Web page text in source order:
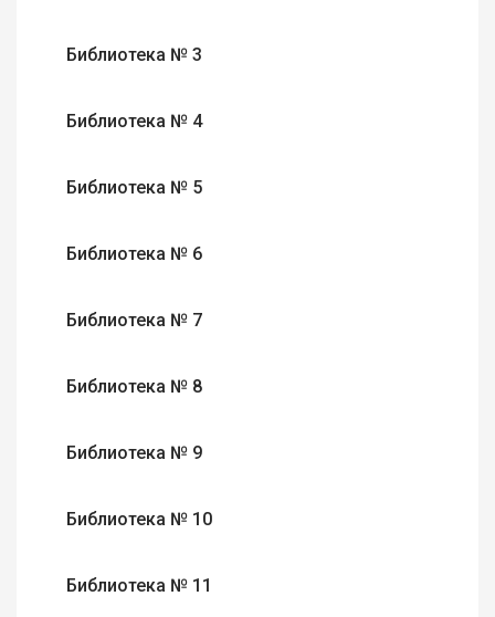
Библиотека № 3
Библиотека № 4
Библиотека № 5
Библиотека № 6
Библиотека № 7
Библиотека № 8
Библиотека № 9
Библиотека № 10
Библиотека № 11